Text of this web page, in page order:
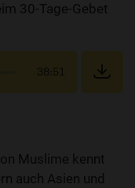
30-Tage-Gebet
38:51
Muslime kennt
auch Asien und